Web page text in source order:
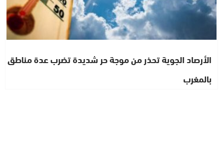
الأرصاد الجوية تحذر من موجة حر شديدة تضرب عدة مناطق
بالمغرب